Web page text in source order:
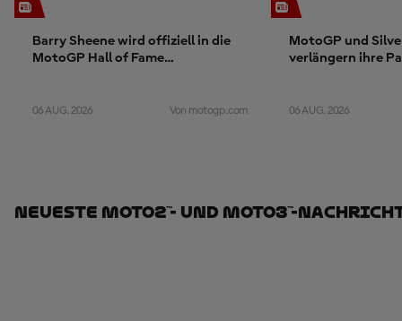
Barry Sheene wird offiziell in die
MotoGP Hall of Fame
06 AUG. 2026 Von motogp.com
MotoGP und
verlängern ihre
06 AUG. 2026
Neueste Moto2™- Und Moto3™-